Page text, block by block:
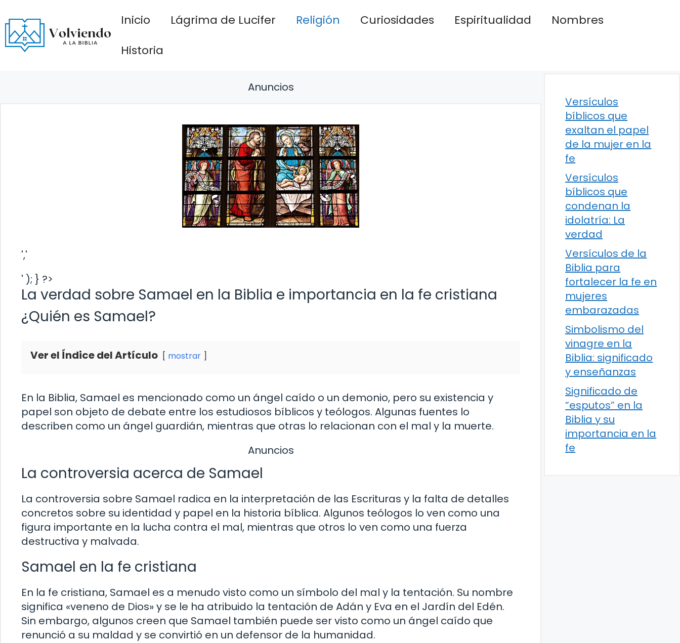
al
contenido
Inicio Lágrima de Lucifer Religión Curiosidades Espiritualidad
Nombres
Historia
Anuncios
','
' ); } ?>
La verdad sobre Samael en la Biblia e importancia en la fe cristiana
¿Quién es Samael?
Ver el Índice del Artículo mostrar
En la Biblia, Samael es mencionado como un ángel caído o un demonio, pero su existencia y
papel son objeto de debate entre los estudiosos bíblicos y teólogos. Algunas fuentes lo
describen como un ángel guardián, mientras que otras lo relacionan con el mal y la muerte.
Anuncios
La controversia acerca de Samael
La controversia sobre Samael radica en la interpretación de las Escrituras y la falta de detalles
concretos sobre su identidad y papel en la historia bíblica. Algunos teólogos lo ven como una
figura importante en la lucha contra el mal, mientras que otros lo ven como una fuerza
destructiva y malvada.
Samael en la fe cristiana
En la fe cristiana, Samael es a menudo visto como un símbolo del mal y la tentación. Su nombre
significa «veneno de Dios» y se le ha atribuido la tentación de Adán y Eva en el Jardín del Edén.
Sin embargo, algunos creen que Samael también puede ser visto como un ángel caído que
renunció a su maldad y se convirtió en un defensor de la humanidad.
Versículos
bíblicos que
exaltan el papel
de la mujer en la
fe
Versículos
bíblicos que
condenan la
idolatría: La
verdad
Versículos de la
Biblia para
fortalecer la fe en
mujeres
embarazadas
Simbolismo del
vinagre en la
Biblia: significado
y enseñanzas
Significado de
“esputos” en la
Biblia y su
importancia en la
fe